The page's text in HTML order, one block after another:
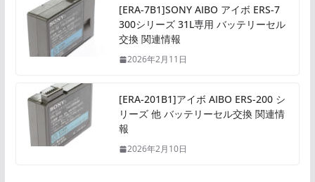
[ERA-7B1]SONY AIBO アイボ ERS-7
300シリーズ 31L専用 バッテリーセル
交換 関連情報
2026年2月11日
[ERA-201B1]アイボ AIBO ERS-200 シ
リーズ 他 バッテリーセル交換 関連情
報
2026年2月10日